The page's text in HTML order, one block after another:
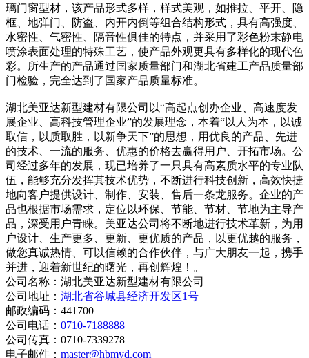
璃门窗型材，该产品形式多样，样式美观，如推拉、平开、隐
框、地弹门、防盗、内开内倒等组合结构形式，具有高强度、
水密性、气密性、隔音性俱佳的特点，并采用了彩色粉末静电
喷涂表面处理的特殊工艺，使产品外观更具有多样化的现代色
彩。所生产的产品通过国家质量部门和湖北省建工产品质量部
门检验，完全达到了国家产品质量标准。
湖北美亚达新型建材有限公司以“高起点创办企业、高速度发
展企业、高科技管理企业”的发展理念，本着“以人为本，以诚
取信，以质取胜，以新争天下”的思想，用优良的产品、先进
的技术、一流的服务、优惠的价格去赢得用户、开拓市场。公
司经过多年的发展，现已培养了一只具有高素质水平的专业队
伍，能够充分发挥其技术优势，不断进行科技创新，高效快捷
地向客户提供设计、制作、安装、售后一条龙服务。企业的产
品也根据市场需求，定位以环保、节能、节材、节地为主导产
品，深受用户青睐。美亚达公司将不断地进行技术革新，为用
户设计、生产更多、更新、更优质的产品，以更优越的服务，
做您真诚热情、可以信赖的合作伙伴，与广大朋友一起，携手
并进，迎着新世纪的曙光，再创辉煌！。
公司名称：湖北美亚达新型建材有限公司
公司地址： 湖北省谷城县经济开发区1号
邮政编码：441700
公司电话： 0710-7188888
公司传真：0710-7339278
电子邮件： master@hbmyd.com